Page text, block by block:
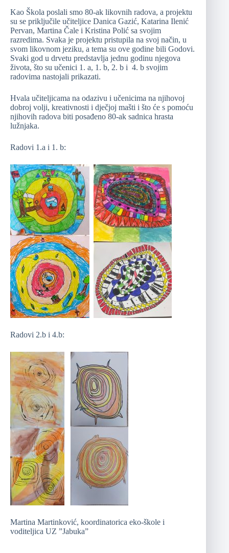
Kao Škola poslali smo 80-ak likovnih radova, a projektu
su se priključile učiteljice Danica Gazić, Katarina Ilenić
Pervan, Martina Čale i Kristina Polić sa svojim
razredima. Svaka je projektu pristupila na svoj način, u
svom likovnom jeziku, a tema su ove godine bili Godovi.
Svaki god u drvetu predstavlja jednu godinu njegova
života, što su učenici 1. a, 1. b, 2. b i 4. b svojim
radovima nastojali prikazati.
Hvala učiteljicama na odazivu i učenicima na njihovoj
dobroj volji, kreativnosti i dječjoj mašti i što će s pomoću
njihovih radova biti posađeno 80-ak sadnica hrasta
lužnjaka.
Radovi 1.a i 1. b:
Radovi 2.b i 4.b:
Martina Martinković, koordinatorica eko-škole i
voditeljica UZ ”Jabuka”